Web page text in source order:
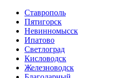
Ставрополь
Пятигорск
Невинномысск
Ипатово
Светлоград
Кисловодск
Железноводск